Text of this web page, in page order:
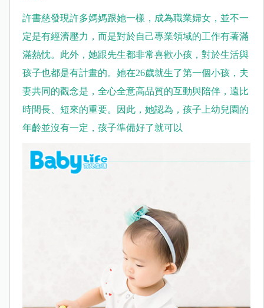
許書慈發現許多媽媽跟她一樣，成為職業婦女，並不一
定是有經濟壓力，而是對於自己專業領域的工作有著滿
滿熱忱。此外，她跟先生都非常喜歡小孩，對於生活與
孩子也都是有計畫的。她在26歲就生了第一個小孩，夫
妻共同的觀念是，全心全意高品質的互動與陪伴，遠比
時間長、短來的重要。因此，她認為，孩子上幼兒園的
年齡並沒有一定，孩子準備好了就可以